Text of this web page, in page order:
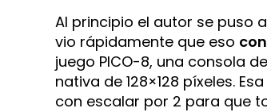
Al principio el autor se puso
vio rápidamente que eso
juego PICO-8, una consola
nativa de 128×128 píxeles.
con escalar por 2 para que